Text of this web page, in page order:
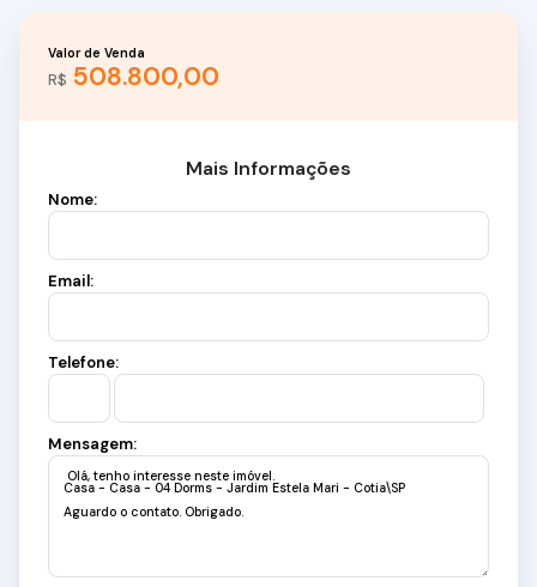
R$ 508.800,00
Valor de Venda
Mais Informações
Nome:
Email:
Telefone:
Mensagem: